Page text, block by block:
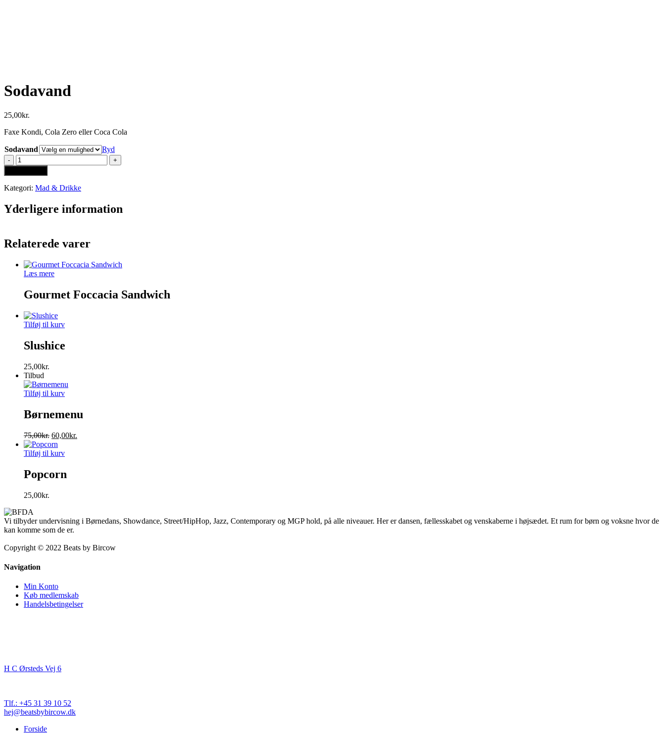
Sodavand
25,00kr.
Faxe Kondi, Cola Zero eller Coca Cola
Sodavand
Ryd
Sodavand
antal
Kategori: Mad & Drikke
Yderligere information
Relaterede varer
Læs mere
Gourmet Foccacia Sandwich
Tilføj til kurv
Slushice
25,00kr.
Tilbud
Tilføj til kurv
Børnemenu
75,00kr. Den
oprindelige
pris
60,00kr.
Tilføj til kurv
Popcorn
25,00kr.
Vi tilbyder undervisning i Børnedans, Showdance, Street/HipHop, Jazz, Contemporary og MGP hold, på alle niveauer. Her er dansen, fællesskabet og venskaberne i højsædet. Et rum for børn og voksne hvor de
kan komme som de er.
Copyright © 2022 Beats by Bircow
Navigation
Min Konto
Køb medlemskab
Handelsbetingelser
H C Ørsteds Vej 6
Tlf.: +45 31 39 10 52
hej@beatsbybircow.dk
Close
Forside